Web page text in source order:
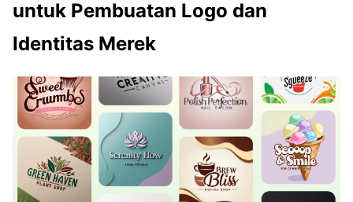
untuk Pembuatan Logo dan
Identitas Merek